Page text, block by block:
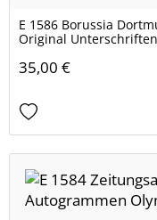
E 1586 Borussia
Original Unterschriften
35,00 €